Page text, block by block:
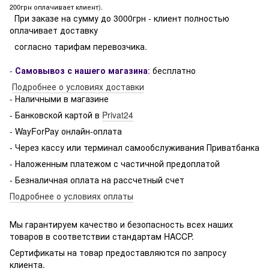
200грн оплачивает клиент).
При заказе на сумму до 3000грн - клиент полностью
оплачивает доставку
согласно тарифам перевозчика.
- Самовывоз с нашего магазина: бесплатно
Подробнее о условиях доставки
- Наличными в магазине
- Банковской картой в Privat24
- WayForPay онлайн-оплата
- Через кассу или терминал самообслуживания Приватбанка
- Наложенным платежом с частичной предоплатой
- Безналичная оплата на рассчетный счет
Подробнее о условиях оплаты
Мы гарантируем качество и безопасность всех наших
товаров в соответствии стандартам HACCP.
Сертификаты на товар предоставляются по запросу
клиента.